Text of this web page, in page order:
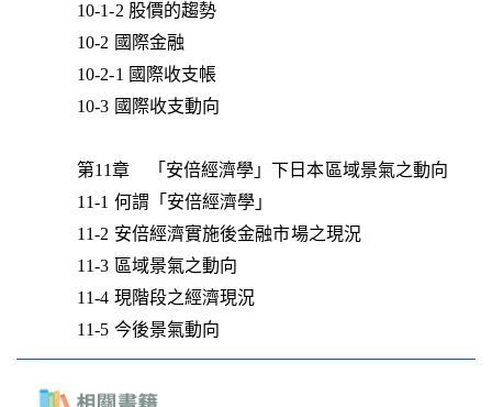
10-1-2 股價的趨勢
10-2 國際金融
10-2-1 國際收支帳
10-3 國際收支動向
第11章 「安倍經濟學」下日本區域景氣之動向
11-1 何謂「安倍經濟學」
11-2 安倍經濟實施後金融市場之現況
11-3 區域景氣之動向
11-4 現階段之經濟現況
11-5 今後景氣動向